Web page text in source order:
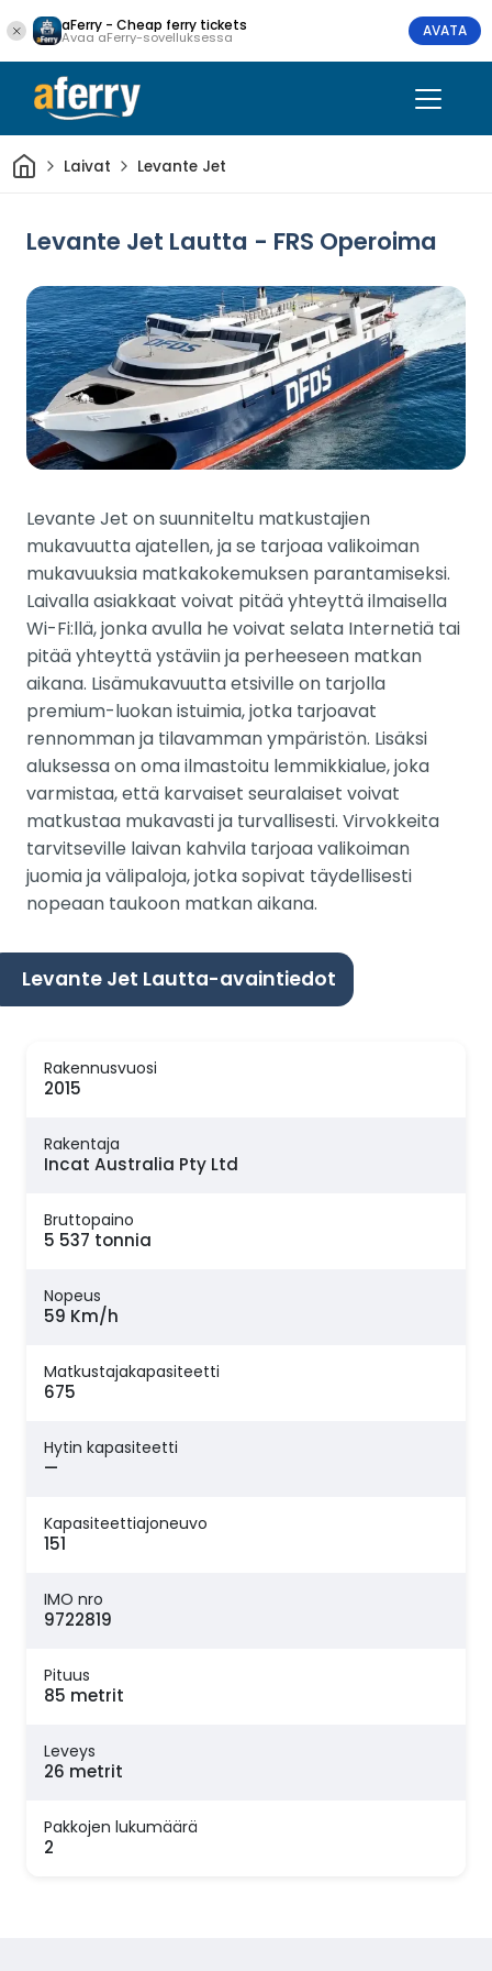
aFerry - Cheap ferry tickets
Avaa aFerry-sovelluksessa AVATA
KotiinLaivat Levante Jet
Levante Jet Lautta - FRS Operoima
Levante Jet on suunniteltu matkustajien
mukavuutta ajatellen, ja se tarjoaa valikoiman
mukavuuksia matkakokemuksen parantamiseksi.
Laivalla asiakkaat voivat pitää yhteyttä ilmaisella
Wi-Fi:llä, jonka avulla he voivat selata Internetiä tai
pitää yhteyttä ystäviin ja perheeseen matkan
aikana. Lisämukavuutta etsiville on tarjolla
premium-luokan istuimia, jotka tarjoavat
rennomman ja tilavamman ympäristön. Lisäksi
aluksessa on oma ilmastoitu lemmikkialue, joka
varmistaa, että karvaiset seuralaiset voivat
matkustaa mukavasti ja turvallisesti. Virvokkeita
tarvitseville laivan kahvila tarjoaa valikoiman
juomia ja välipaloja, jotka sopivat täydellisesti
nopeaan taukoon matkan aikana.
Levante Jet Lautta-avaintiedot
Rakennusvuosi
2015
Rakentaja
Incat Australia Pty Ltd
Bruttopaino
5 537 tonnia
Nopeus
59 Km/h
Matkustajakapasiteetti
675
Hytin kapasiteetti
—
Kapasiteettiajoneuvo
151
IMO nro
9722819
Pituus
85 metrit
Leveys
26 metrit
Pakkojen lukumäärä
2